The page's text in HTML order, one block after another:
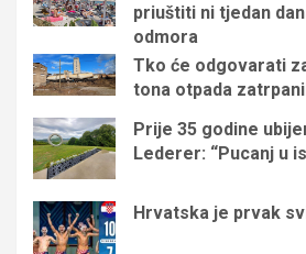
priuštiti ni tjedan
odmora
Tko će odgovarati
tona otpada
Prije 35 godine
Lederer: “Pucanj u
Hrvatska je prvak